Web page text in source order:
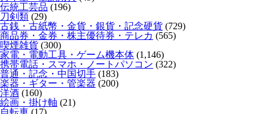
伝統工芸品 (196)
刀剣類 (29)
古銭・古紙幣・金貨・銀貨・記念硬貨 (729)
商品券・金券・株主優待券・テレカ (565)
喫煙雑貨 (300)
家電・電動工具・ゲーム機本体 (1,146)
携帯電話・スマホ・ノートパソコン (322)
普通・記念・中国切手 (183)
楽器・ギター・管楽器 (200)
洋酒 (160)
絵画・掛け軸 (21)